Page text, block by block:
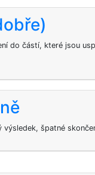
do částí, které jsou
výsledek, špatné